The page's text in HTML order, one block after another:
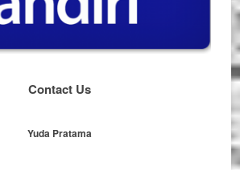
Contact Us
Yuda Pratama